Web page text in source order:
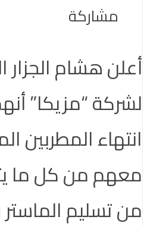
مشاركة
أعلن هشام الجزار
لشركة “مزيكا”
انتهاء المطربين
معهم من كل ما
من تسليم